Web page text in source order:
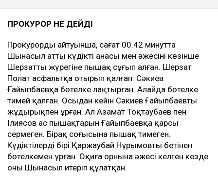
ПРОКУРОР НЕ ДЕЙДІ
Прокурордың айтуынша, сағат 00.42 минутта
Шынасыл атты күдікті анасы мен әжесінің көзінше
Шерзаттың жүрегіне пышақ сұғып алған. Шерзат
Полат асфальтқа отырып қалған. Сәкиев
Ғайыпбаевқа бөтелке лақтырған. Алайда бөтелке
тимей қалған. Осыдан кейін Сәкиев Ғайыпбаевты
жұдырықпен ұрған. Ал Азамат Тоқтаубаев пен
Ілиясов ас пышақтарын Ғайыпбаевқа қарсы
сермеген. Бірақ соңғысына пышақ тимеген.
Күдіктілердің бірі Қаржаубай Нұрымовтың бетінен
бөтелкемен ұрған. Оқиға орнына әжесі келген кезде
оны Шынасыл итеріп құлатқан.